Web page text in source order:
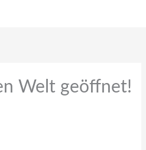
Welt geöffnet!